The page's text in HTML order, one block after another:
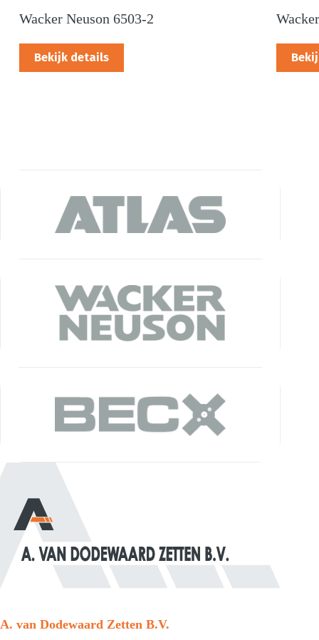
Wacker Neuson 6503-2
Bekijk details
A. van Dodewaard Zetten B.V.